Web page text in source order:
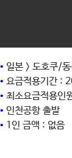
• 일본 > 도호쿠/
• 요금적용기간
• 최소요금적용인
• 인천공항 출발
• 1인 금액 : 없음